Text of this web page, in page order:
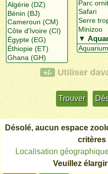
+/- Utiliser
Désolé, aucun espace
critères
Localisation
Veuillez